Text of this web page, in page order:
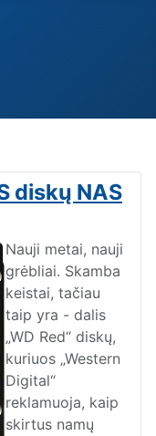
diskų NAS
Nauji metai, nauji
grėbliai. Skamba
keistai, tačiau
taip yra - dalis
„WD Red“ diskų,
kuriuos „Western
Digital“
reklamuoja, kaip
skirtus namų